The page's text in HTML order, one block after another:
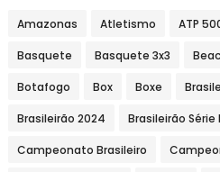
Amazonas Atletismo ATP
Basquete Basquete 3x3
Botafogo Box Boxe
Brasileirão 2024 Brasileirão Série
Campeonato Brasileiro